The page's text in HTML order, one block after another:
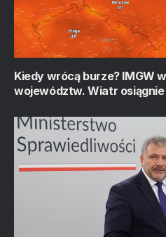
Kiedy wrócą burze? IMGW
województw. Wiatr osiągnie